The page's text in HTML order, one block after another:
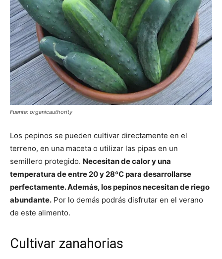
Fuente: organicauthority
Los pepinos se pueden cultivar directamente en el
terreno, en una maceta o utilizar las pipas en un
semillero protegido. Necesitan de calor y una
temperatura de entre 20 y 28ºC para desarrollarse
perfectamente. Además, los pepinos necesitan de riego
abundante. Por lo demás podrás disfrutar en el verano
de este alimento.
Cultivar zanahorias